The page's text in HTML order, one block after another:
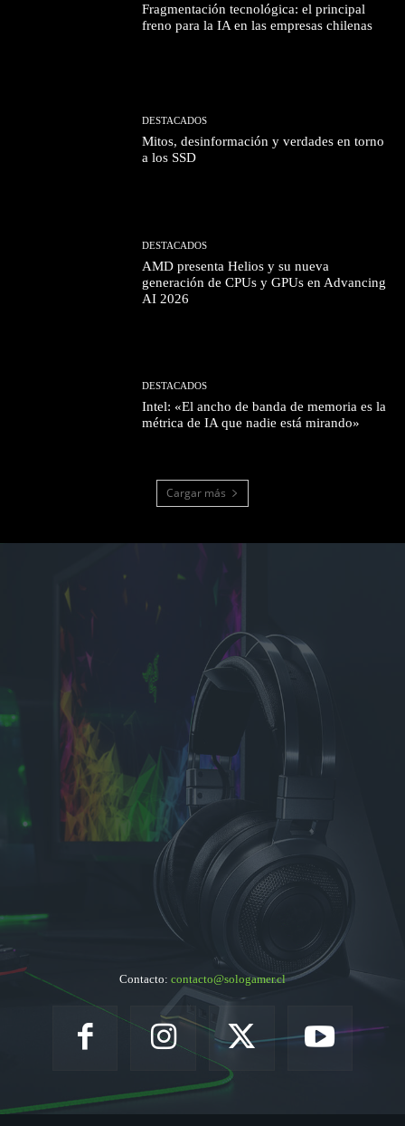
Fragmentación tecnológica: el principal
freno para la IA en las empresas chilenas
DESTACADOS
Mitos, desinformación y verdades en torno
a los SSD
DESTACADOS
AMD presenta Helios y su nueva
generación de CPUs y GPUs en Advancing
AI 2026
DESTACADOS
Intel: «El ancho de banda de memoria es la
métrica de IA que nadie está mirando»
Cargar más
Contacto: contacto@sologamer.cl